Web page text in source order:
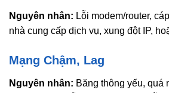
Nguyên nhân: Lỗi modem/router,
nhà cung cấp dịch vụ, xung đột IP,
Mạng Chậm, Lag
Nguyên nhân: Băng thông yếu, quá